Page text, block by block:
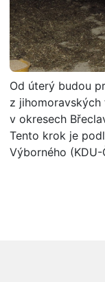
Od úterý budou
z
v okresech
Tento krok je
Výborného